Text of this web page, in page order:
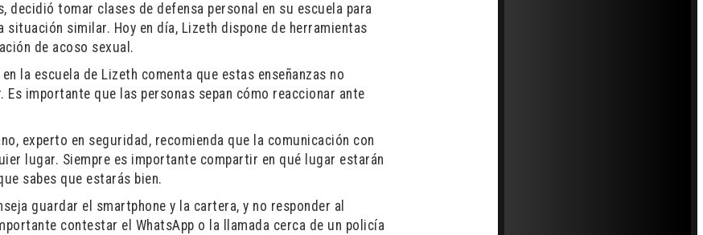
decidió tomar clases de defensa personal en su escuela para
situación similar. Hoy en día, Lizeth dispone de herramientas
de acoso sexual.
la escuela de Lizeth comenta que estas enseñanzas no
importante que las personas sepan cómo reaccionar ante
experto en seguridad, recomienda que la comunicación con
lugar. Siempre es importante compartir en qué lugar estarán
sabes que estarás bien.
guardar el smartphone y la cartera, y no responder al
contestar el WhatsApp o la llamada cerca de un policía